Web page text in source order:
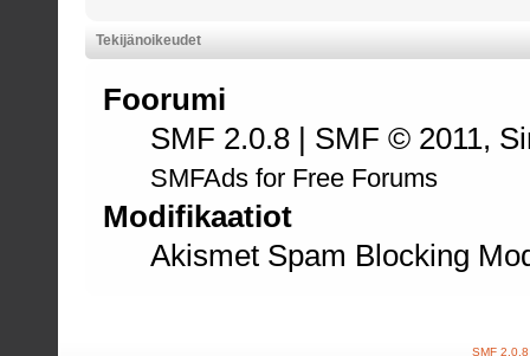
Tekijänoikeudet
Foorumi
SMF 2.0.8| SMF © 2011,
SMFAdsfor Free Forums
Modifikaatiot
Akismet Spam Blocking
SMF 2.0.8